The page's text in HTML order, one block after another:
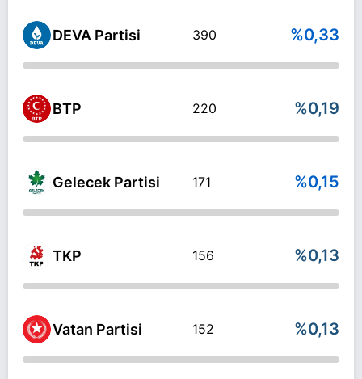
DEVA Partisi 390 %0,33
BTP 220 %0,19
Gelecek Partisi 171 %0,15
TKP 156 %0,13
Vatan Partisi 152 %0,13